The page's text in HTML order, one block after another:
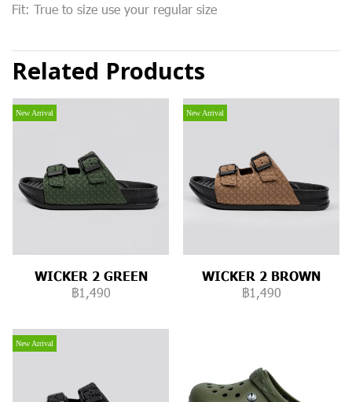
Fit: True to size use your regular size
Related Products
New Arrival
WICKER 2 GREEN
฿1,490
New Arrival
WICKER 2 BROWN
฿1,490
New Arrival